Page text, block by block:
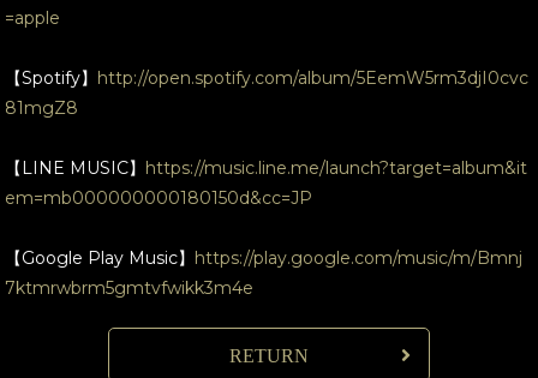
=apple
【Spotify】 http://open.spotify.com/album/5EemW5rm3djI0cvc
81mgZ8
【LINE MUSIC】 https://music.line.me/launch?target=album&it
em=mb000000000180150d&cc=JP
【Google Play Music】 https://play.google.com/music/m/Bmnj
7ktmrwbrm5gmtvfwikk3m4e
RETURN